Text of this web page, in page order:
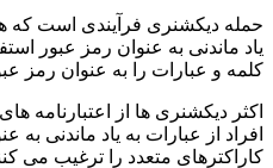
حمله دیکشنری فرآیندی است که
یاد ماندنی به عنوان رمز عبور
کلمه و عبارات را به عنوان رمز
اکثر دیکشنری ها از اعتبارنامه
افراد از عبارات به یاد ماندنی
کاراکترهای متعدد را ترغیب می کنند. اگر